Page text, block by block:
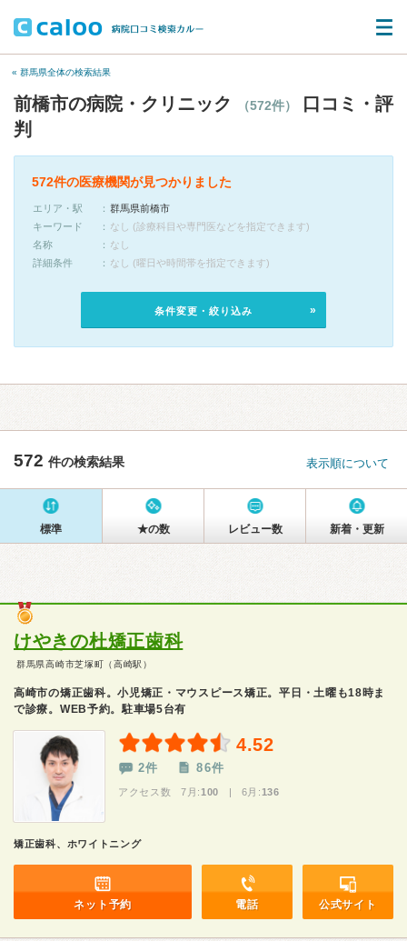
« 群馬県全体の検索結果
前橋市の病院・クリニック （572件）
口コミ・評
判
572件の医療機関が見つかりました
エリア・駅
群馬県前橋市
キーワード
なし (診療科目や専門医などを指定できます)
名称
なし
詳細条件
なし (曜日や時間帯を指定できます)
条件変更・絞り込み
572 件の検索結果 表示順について
標準 ★の数 レビュー数 新着・更新
けやきの杜矯正歯科
群馬県高崎市芝塚町（高崎駅）
高崎市の矯正歯科。小児矯正・マウスピース矯正。平日・土曜も18時ま
で診療。WEB予約。駐車場5台有
4.52
2件 86件
アクセス数 7月: 100 | 6月: 136
矯正歯科、ホワイトニング
ネット予約 電話 公式サイト